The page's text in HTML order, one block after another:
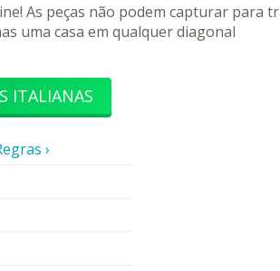
As peças não podem capturar para
uma casa em qualquer diagonal
ITALIANAS
›